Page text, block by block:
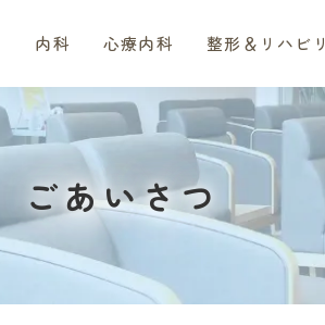
内科 心療内科 整形＆リハビリ
ごあいさつ